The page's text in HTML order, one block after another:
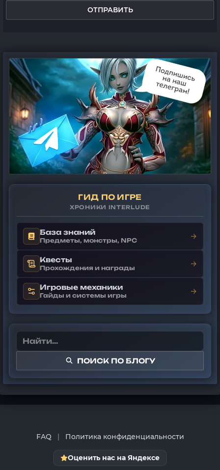
ОТПРАВИТЬ
ГИД ПО ИГРЕ
ХРОНИКИ INTERLUDE
База знаний
Предметы, монстры, NPC →
Квесты
Прохождения и награды →
Игровые механики
Гайды и системы игры →
ПОИСК ПО БЛОГУ
FAQ | Политика конфиденциальности
Оценить нас на Яндексе